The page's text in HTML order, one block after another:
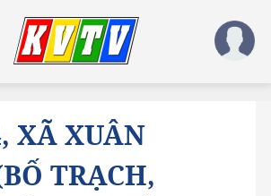
XÃ XUÂN
TRẠCH,